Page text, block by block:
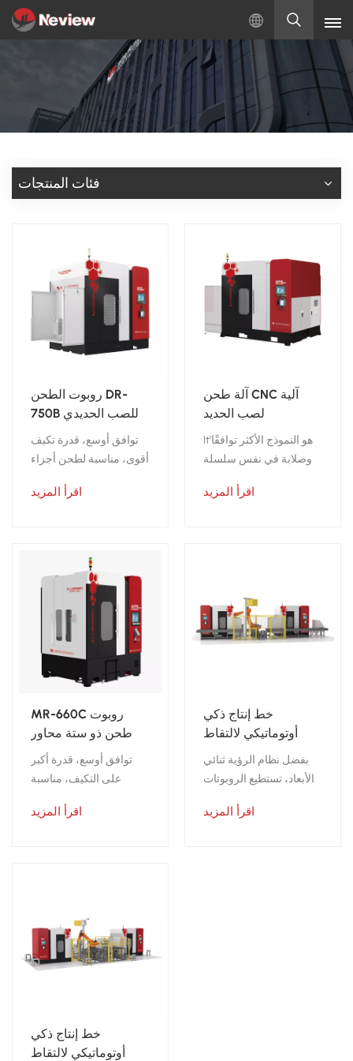
بالعربية
Русский
Español
فئات المنتجات
روبوت الطحن DR-
750B للصب الحديدي
الصغير والمتوسط ​​
الحجم
توافق أوسع، قدرة تكيف
أقوى، مناسبة لطحن أجزاء
والمتوسطة الحجم بكميات
اقرأ المزيد
آلة طحن CNC آلية
لصب الحديد
It’هو النموذج الأكثر توافقًا
وصلابة في نفس سلسلة
مناسب لطحن أجزاء
اقرأ المزيد
MR-660C روبوت
طحن ذو ستة محاور
توافق أوسع، قدرة أكبر
على التكيف، مناسبة
الألومنيوم أجزاء بكميات
اقرأ المزيد
خط إنتاج ذكي
أوتوماتيكي لالتقاط
ووضع قطعة العمل
بفضل نظام الرؤية ثنائي
الأبعاد، تستطيع الروبوتات
المفرغة عشوائيًا، ثم
اقرأ المزيد
خط إنتاج ذكي
أوتوماتيكي لالتقاط